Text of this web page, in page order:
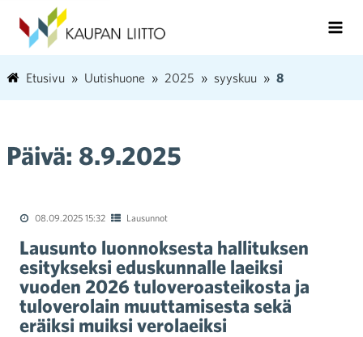
Etusivu Uutishuone 2025 syyskuu 8
Päivä: 8.9.2025
08.09.2025 15:32 Lausunnot
Lausunto luonnoksesta hallituksen
esitykseksi eduskunnalle laeiksi
vuoden 2026 tuloveroasteikosta ja
tuloverolain muuttamisesta sekä
eräiksi muiksi verolaeiksi